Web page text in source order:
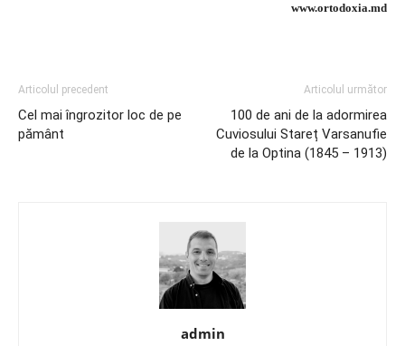
www.ortodoxia.md
Articolul precedent
Cel mai îngrozitor loc de pe
pământ
Articolul următor
100 de ani de la adormirea
Cuviosului Stareț Varsanufie
de la Optina (1845 – 1913)
admin